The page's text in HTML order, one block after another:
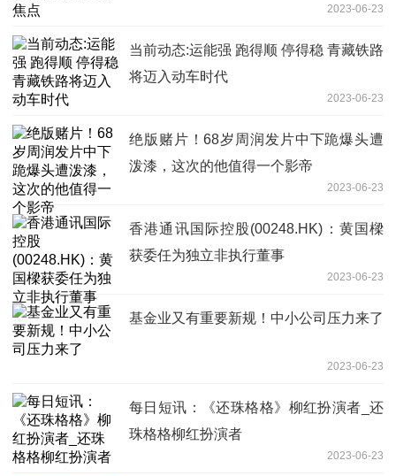
2023-06-23
当前动态:运能强 跑得顺 停得稳 青藏铁路
将迈入动车时代
2023-06-23
绝版赌片！68岁周润发片中下跪爆头遭
泼漆，这次的他值得一个影帝
2023-06-23
香港通讯国际控股(00248.HK)：黄国樑
获委任为独立非执行董事
2023-06-23
基金业又有重要新规！中小公司压力来了
2023-06-23
每日短讯：《还珠格格》柳红扮演者_还
珠格格柳红扮演者
2023-06-23